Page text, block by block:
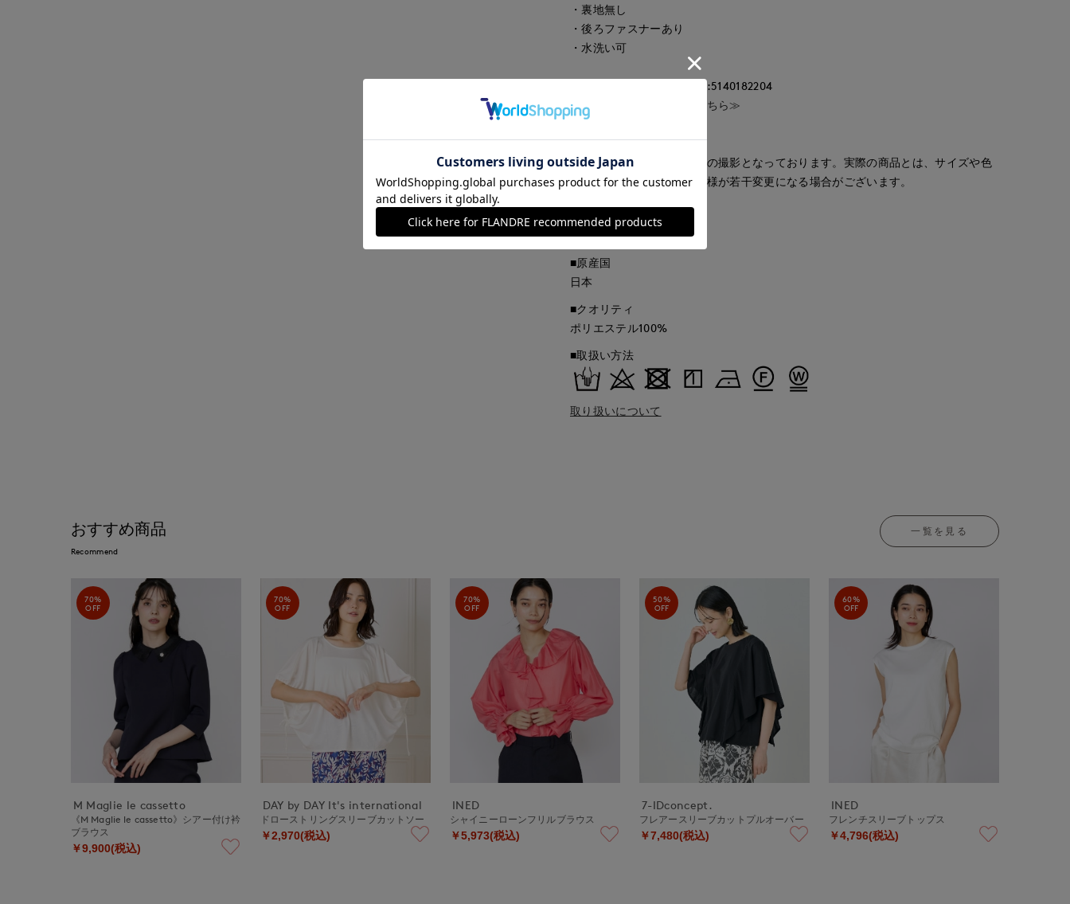
・裏地無し
・後ろファスナーあり
・水洗い可
大人サイズのブラウス品番:5140182204
大人サイズのブラウスはこちら≫
■サンプル撮影商品■
こちらの商品はサンプルでの撮影となっております。実際の商品とは、サイズや色
味、素材、デザイン等の仕様が若干変更になる場合がございます。
■品番
40182604
■原産国
日本
■クオリティ
ポリエステル100%
■取扱い方法
取り扱いについて
おすすめ商品
Recommend
一覧を見る
70%
OFF
M Maglie le cassetto
《M Maglie le cassetto》シアー付け衿
ブラウス
￥9,900(税込)
70%
OFF
DAY by DAY It's international
ドローストリングスリーブカットソー
￥2,970(税込)
70%
OFF
INED
シャイニーローンフリルブラウス
￥5,973(税込)
50%
OFF
7-IDconcept.
フレアースリーブカットプルオーバー
￥7,480(税込)
60%
OFF
INED
フレンチスリーブトップス
￥4,796(税込)